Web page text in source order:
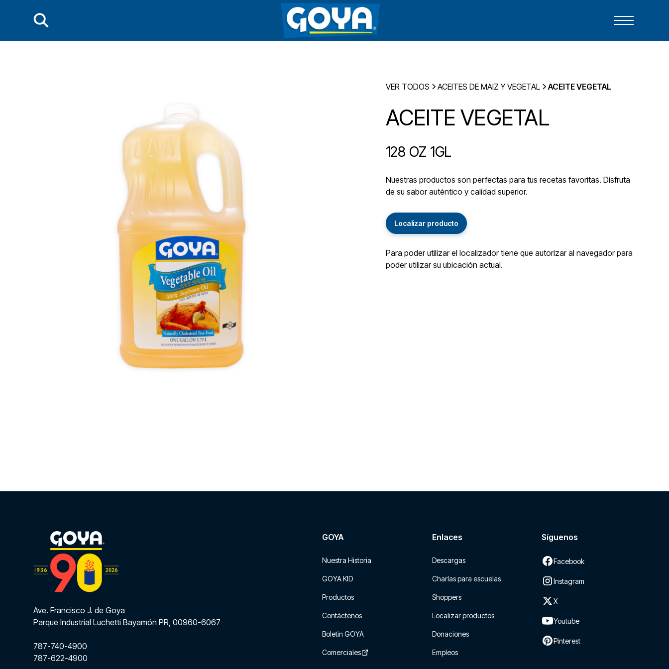
VER TODOS ACEITES DE MAIZ Y VEGETAL ACEITE VEGETAL
ACEITE VEGETAL
128 OZ 1GL
Nuestras productos son perfectas para tus recetas favoritas. Disfruta
de su sabor auténtico y calidad superior.
Localizar producto
Para poder utilizar el localizador tiene que autorizar al navegador para
poder utilizar su ubicación actual.
Ave. Francisco J. de Goya
Parque Industrial Luchetti Bayamón PR, 00960-6067
787-740-4900
787-622-4900
GOYA
Nuestra Historia
GOYA KID
Productos
Contáctenos
Boletin GOYA
Comerciales
Enlaces
Descargas
Charlas para escuelas
Shoppers
Localizar productos
Donaciones
Empleos
Síguenos
Facebook
Instagram
X
Youtube
Pinterest